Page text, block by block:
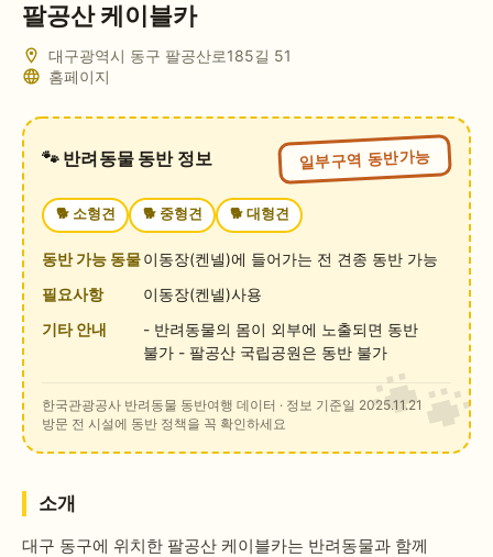
팔공산 케이블카
대구광역시 동구 팔공산로185길 51
홈페이지
🐾 반려동물 동반 정보 일부구역 동반가능
🐕 소형견 🐕 중형견 🐕 대형견
동반 가능 동물이동장(켄넬)에 들어가는 전 견종 동반 가능
필요사항
이동장(켄넬)사용
기타 안내
- 반려동물의 몸이 외부에 노출되면 동반
불가 - 팔공산 국립공원은 동반 불가
한국관광공사 반려동물 동반여행 데이터 · 정보 기준일 2025.11.21
방문 전 시설에 동반 정책을 꼭 확인하세요
소개
대구 동구에 위치한 팔공산 케이블카는 반려동물과 함께